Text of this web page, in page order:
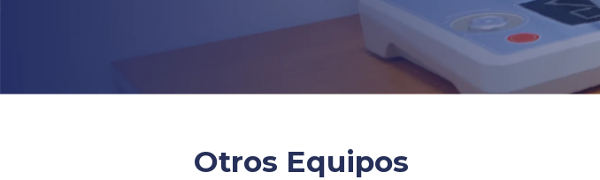
Otros Equipos